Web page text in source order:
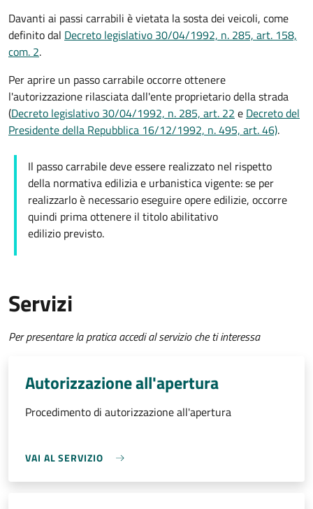
Davanti ai passi carrabili è vietata la sosta dei veicoli, come
definito dal Decreto legislativo 30/04/1992, n. 285, art. 158,
com. 2.
Per aprire un passo carrabile occorre ottenere
l'autorizzazione rilasciata dall'ente proprietario della strada
(Decreto legislativo 30/04/1992, n. 285, art. 22 e Decreto del
Presidente della Repubblica 16/12/1992, n. 495, art. 46).
Il passo carrabile deve essere realizzato nel rispetto
della normativa edilizia e urbanistica vigente: se per
realizzarlo è necessario eseguire opere edilizie, occorre
quindi prima ottenere il titolo abilitativo
edilizio previsto.
Servizi
Per presentare la pratica accedi al servizio che ti interessa
Autorizzazione all'apertura
Procedimento di autorizzazione all'apertura
VAI AL SERVIZIO